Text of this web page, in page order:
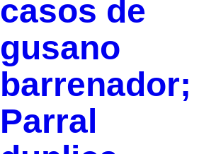
casos de
gusano
barrenador;
Parral